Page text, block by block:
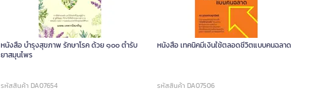
หนังสือ บำรุงสุขภาพ รักษาโรค ด้วย ๑๐๐ ตำรับ
ยาสมุนไพร
รหัสสินค้า DA07654
หนังสือ เทคนิคมีเงินใช้ตลอดชีวิตแบบคนฉลาด
รหัสสินค้า DA07506